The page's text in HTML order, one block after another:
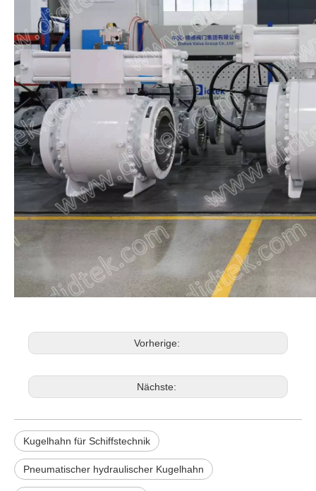
Vorherige:
Nächste:
Kugelhahn für Schiffstechnik
Pneumatischer hydraulischer Kugelhahn